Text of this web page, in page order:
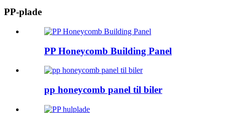
PP-plade
PP Honeycomb Building Panel
pp honeycomb panel til biler